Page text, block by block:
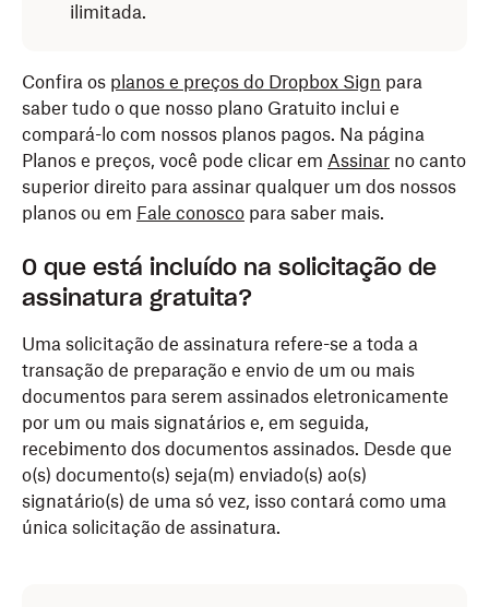
ilimitada.
Confira os planos e preços do Dropbox Sign para
saber tudo o que nosso plano Gratuito inclui e
compará-lo com nossos planos pagos. Na página
Planos e preços, você pode clicar em Assinar no canto
superior direito para assinar qualquer um dos nossos
planos ou em Fale conosco para saber mais.
O que está incluído na solicitação de
assinatura gratuita?
Uma solicitação de assinatura refere-se a toda a
transação de preparação e envio de um ou mais
documentos para serem assinados eletronicamente
por um ou mais signatários e, em seguida,
recebimento dos documentos assinados. Desde que
o(s) documento(s) seja(m) enviado(s) ao(s)
signatário(s) de uma só vez, isso contará como uma
única solicitação de assinatura.